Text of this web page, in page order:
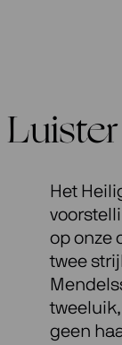
Het
op onze
twee
geen